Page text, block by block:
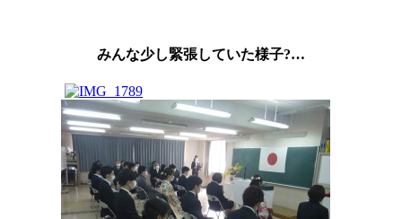
みんな少し緊張していた様子?…